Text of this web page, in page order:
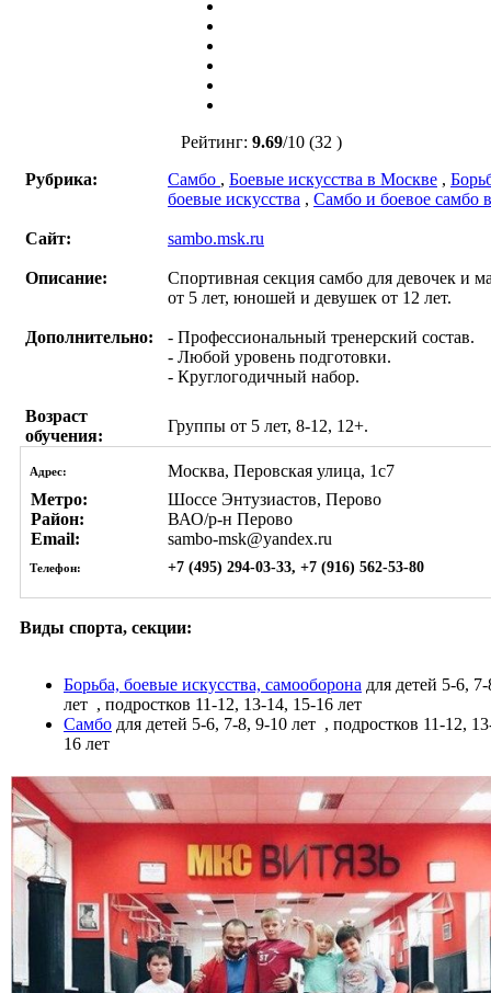
Рейтинг: 9.69/10 (32 )
Рубрика:
Самбо , Боевые искусства в Москве ,
боевые искусства , Самбо и боевое самбо
Сайт: sambo.msk.ru
Описание:
Спортивная секция самбо для девочек и
от 5 лет, юношей и девушек от 12 лет.
Дополнительно:
- Профессиональный тренерский состав.
- Любой уровень подготовки.
- Круглогодичный набор.
Возраст
обучения:
Группы от 5 лет, 8-12, 12+.
Адрес:
Москва, Перовская улица, 1с7
Метро:
Шоссе Энтузиастов, Перово
Район:
ВАО/р-н Перово
Email:
sambo-msk@yandex.ru
Телефон: +7 (495) 294-03-33, +7 (916) 562-53-80
Виды спорта, секции:
Борьба, боевые искусства, самооборона для детей 5-6,
лет , подростков 11-12, 13-14, 15-16 лет
Самбо для детей 5-6, 7-8, 9-10 лет , подростков 11-12,
16 лет